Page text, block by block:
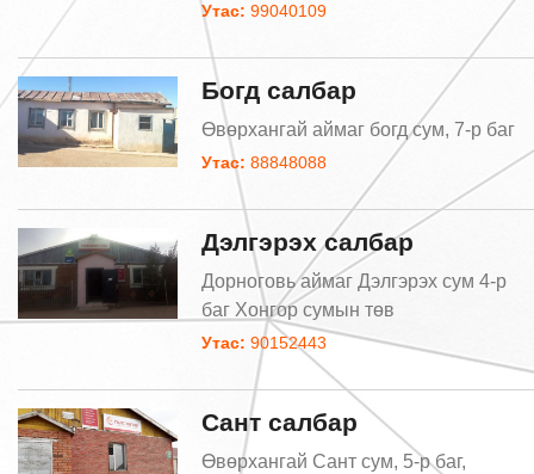
Утас: 99040109
Богд салбар
Өвөрхангай аймаг богд сум, 7-р баг
Утас: 88848088
Дэлгэрэх салбар
Дорноговь аймаг Дэлгэрэх сум 4-р
баг Хонгор сумын төв
Утас: 90152443
Сант салбар
Өвөрхангай Сант сум, 5-р баг,